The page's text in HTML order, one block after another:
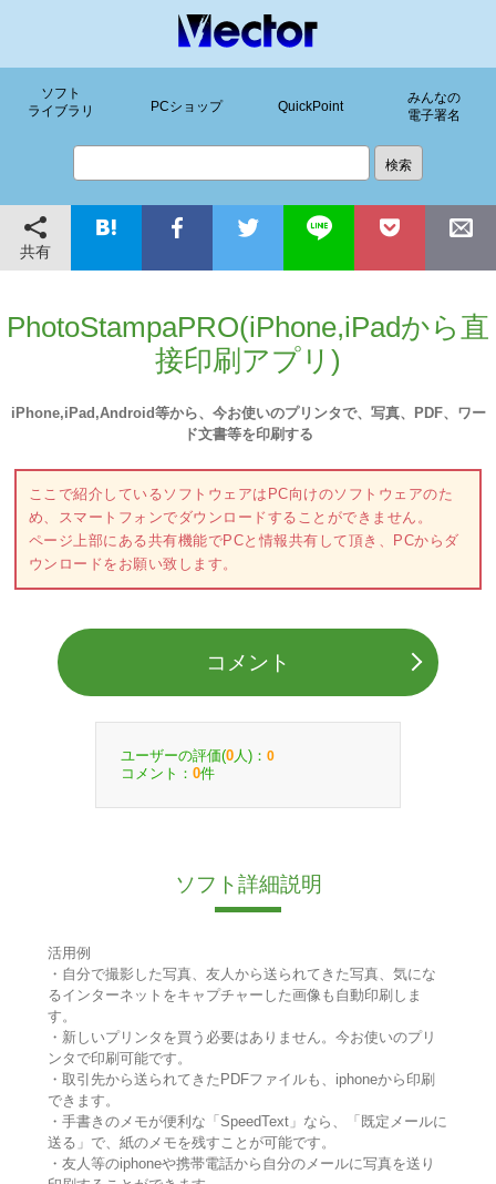
ソフト
ライブラリ
PCショップ QuickPoint
みんなの
電子署名
共有
PhotoStampaPRO(iPhone,iPadから直
接印刷アプリ)
iPhone,iPad,Android等から、今お使いのプリンタで、写真、PDF、ワー
ド文書等を印刷する
ここで紹介しているソフトウェアはPC向けのソフトウェアのた
め、スマートフォンでダウンロードすることができません。
ページ上部にある共有機能でPCと情報共有して頂き、PCからダ
ウンロードをお願い致します。
コメント
ユーザーの評価(0 人)： 0
コメント： 0件
ソフト詳細説明
活用例
・自分で撮影した写真、友人から送られてきた写真、気にな
るインターネットをキャプチャーした画像も自動印刷しま
す。
・新しいプリンタを買う必要はありません。今お使いのプリ
ンタで印刷可能です。
・取引先から送られてきたPDFファイルも、iphoneから印刷
できます。
・手書きのメモが便利な「SpeedText」なら、「既定メールに
送る」で、紙のメモを残すことが可能です。
・友人等のiphoneや携帯電話から自分のメールに写真を送り